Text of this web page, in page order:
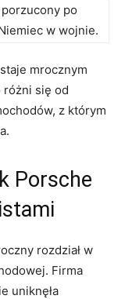
po
w wojnie.
mrocznym
się od
z którym
Porsche
rozdział ⁤w
Firma
⁣uniknęła